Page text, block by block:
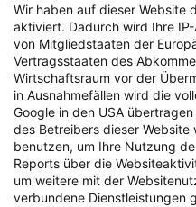
Wir haben auf dieser Website
aktiviert. Dadurch wird Ihre
von Mitgliedstaaten der
Vertragsstaaten des
Wirtschaftsraum vor der
in Ausnahmefällen wird die
Google in den USA
des Betreibers dieser
benutzen, um Ihre Nutzung
Reports über die
um weitere mit der
verbundene Dienstleistungen